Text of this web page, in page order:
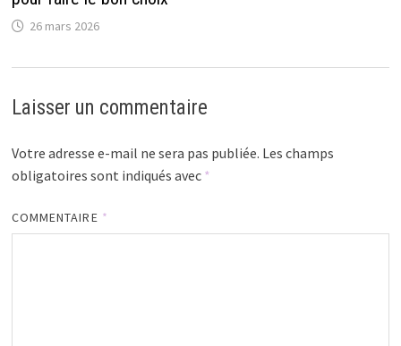
26 mars 2026
Laisser un commentaire
Votre adresse e-mail ne sera pas publiée. Les champs
obligatoires sont indiqués avec *
COMMENTAIRE *